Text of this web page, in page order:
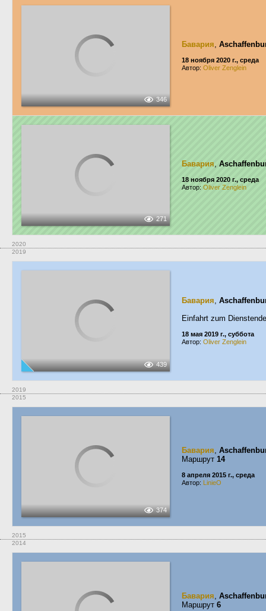
346
Бавария,
18 ноября 2020 г., среда
Автор: Oliver Zenglein
271
Бавария,
18 ноября 2020 г., среда
Автор: Oliver Zenglein
2020
2019
439
Бавария,
Einfahrt zum
18 мая 2019 г., суббота
Автор: Oliver Zenglein
2019
2015
374
Бавария,
Маршрут 14
8 апреля 2015 г., среда
Автор: LinieO
2015
2014
Бавария,
Маршрут 6